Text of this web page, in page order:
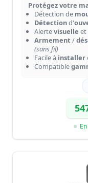
Protégez votre
Détection de
Détectiond'
Alertevisuelle et
Armement /
(sans fil)
Facile à installer
Compatible